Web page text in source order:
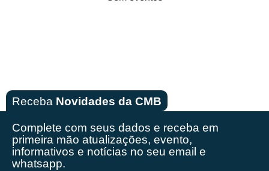
Receba Novidades da CMB
Complete com seus dados e receba em
primeira mão atualizações, evento,
informativos e notícias no seu email e
whatsapp.